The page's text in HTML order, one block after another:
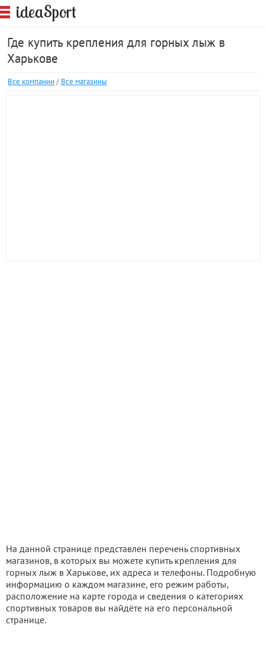
ideaSport
Где купить крепления для горных лыж в
Харькове
Все компании / Все магазины
На данной странице представлен перечень спортивных
магазинов, в которых вы можете купить крепления для
горных лыж в Харькове, их адреса и телефоны. Подробную
информацию о каждом магазине, его режим работы,
расположение на карте города и сведения о категориях
спортивных товаров вы найдёте на его персональной
странице.